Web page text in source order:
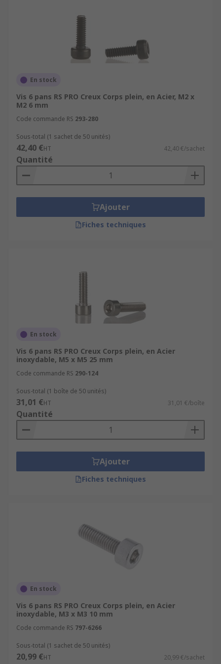
De plus, les pièces du composant sont plus
petites. Les têtes cylindriques des vis à tête
creuse nécessitent moins d'espace que les têtes
hexagonales et ne requièrent pas d'espace
En stock
Vis 6 pans RS PRO Creux Corps plein, en Acier, M2 x
M2 6 mm
Code commande RS 293-280
Sous-total (1 sachet de 50 unités)
42,40 €HT 42,40 €/sachet
Quantité
Ajouter
Fiches techniques
En stock
Vis 6 pans RS PRO Creux Corps plein, en Acier
inoxydable, M5 x M5 25 mm
Code commande RS 290-124
Sous-total (1 boîte de 50 unités)
31,01 €HT 31,01 €/boîte
Quantité
Ajouter
Fiches techniques
En stock
Vis 6 pans RS PRO Creux Corps plein, en Acier
inoxydable, M3 x M3 10 mm
Code commande RS 797-6266
Sous-total (1 sachet de 50 unités)
20,99 €HT 20,99 €/sachet